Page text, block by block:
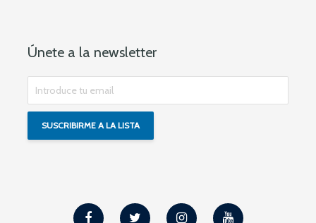
Únete a la newsletter